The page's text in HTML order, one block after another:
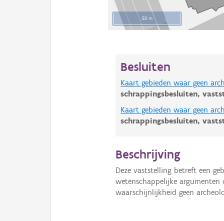
50 m
Besluiten
Kaart gebieden waar geen
schrappingsbesluiten,
Kaart gebieden waar geen
schrappingsbesluiten,
Beschrijving
Deze vaststelling betreft een
wetenschappelijke
waarschijnlijkheid geen